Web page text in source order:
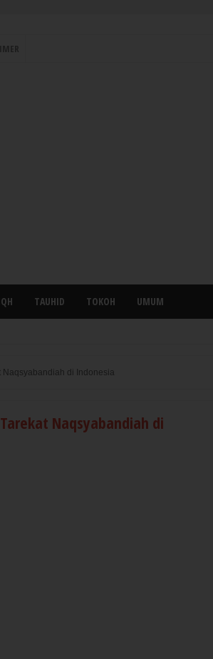
TAUHID TOKOH UMUM
Naqsyabandiah di Indonesia
Naqsyabandiah di